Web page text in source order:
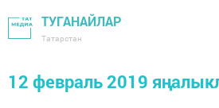
ТУГАНАЙЛАР
Татарстан
12 февраль 2019